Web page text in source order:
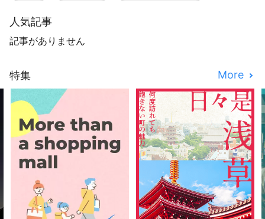
人気記事
記事がありません
特集 More